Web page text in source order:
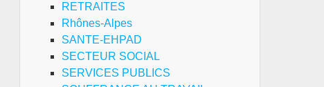
RETRAITES
Rhônes-Alpes
SANTE-EHPAD
SECTEUR SOCIAL
SERVICES PUBLICS